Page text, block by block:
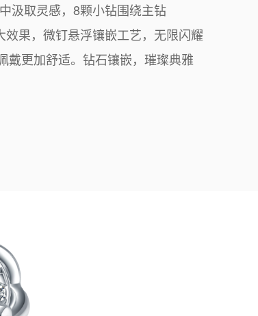
汲取灵感，8颗小钻围绕主钻
效果，微钉悬浮镶嵌工艺，无限闪耀
戴更加舒适。钻石镶嵌，璀璨典雅